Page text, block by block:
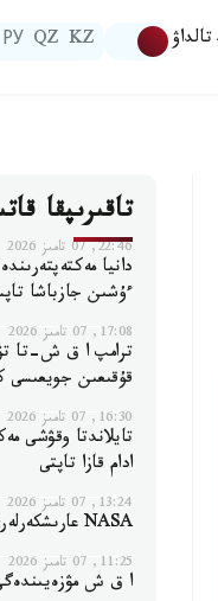
تالداۋ KZ
QZ
РУ
تاقىرىپقا
22:46, 07 تامىز 2026
دانيا
ءۇشىن جازباشا
17:08, 07 تامىز 2026
ترامپ ا ق ش-تا تۋۋ
قۇقىعىن جويعىسى
16:30, 07 تامىز 2026
تايلاندتا وقۋشى
ادام قازا تاپتى
13:24, 07 تامىز 2026
NASA عارىشكەرلەرى عارىشقا ۇشتى
11:25, 07 تامىز 2026
ا ق ش